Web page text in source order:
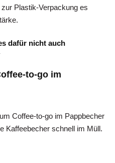
Plastik-Verpackung es
to-go im
Coffee-to-go im Pappbecher
Kaffeebecher schnell im Müll.